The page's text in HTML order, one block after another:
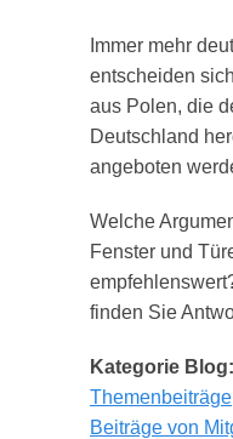
Immer mehr
entscheiden
aus Polen, die
Deutschland
angeboten
Welche
Fenster und
finden Sie
Kategorie Blog:
Themenbeiträge
Beiträge von